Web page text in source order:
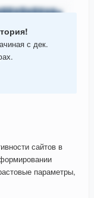
с дек.
сайтов в
параметры,